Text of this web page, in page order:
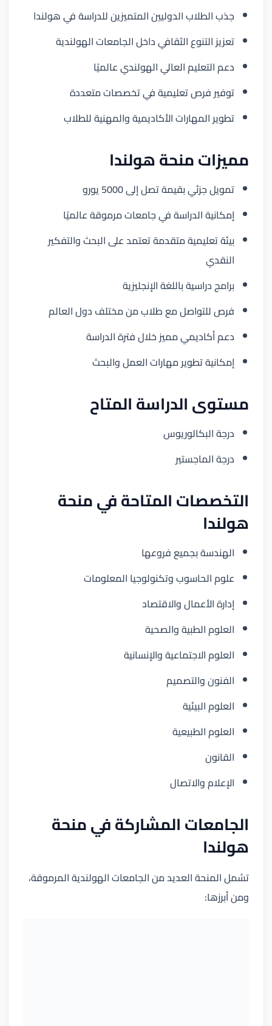
جذب الطلاب الدوليين المتميزين للدراسة في هولندا
تعزيز التنوع الثقافي داخل الجامعات الهولندية
دعم التعليم العالي الهولندي عالميًا
توفير فرص تعليمية في تخصصات متعددة
تطوير المهارات الأكاديمية والمهنية للطلاب
مميزات منحة هولندا
تمويل جزئي بقيمة تصل إلى 5000 يورو
إمكانية الدراسة في جامعات مرموقة عالميًا
بيئة تعليمية متقدمة تعتمد على البحث والتفكير
النقدي
برامج دراسية باللغة الإنجليزية
فرص للتواصل مع طلاب من مختلف دول العالم
دعم أكاديمي مميز خلال فترة الدراسة
إمكانية تطوير مهارات العمل والبحث
مستوى الدراسة المتاح
درجة البكالوريوس
درجة الماجستير
التخصصات المتاحة في منحة
هولندا
الهندسة بجميع فروعها
علوم الحاسوب وتكنولوجيا المعلومات
إدارة الأعمال والاقتصاد
العلوم الطبية والصحية
العلوم الاجتماعية والإنسانية
الفنون والتصميم
العلوم البيئية
العلوم الطبيعية
القانون
الإعلام والاتصال
الجامعات المشاركة في منحة
هولندا
تشمل المنحة العديد من الجامعات الهولندية المرموقة،
ومن أبرزها: